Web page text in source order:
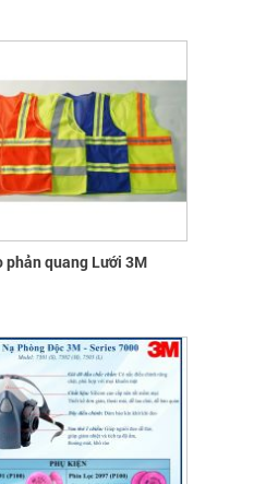
- Hội nghị Mạng
gia về ATVSLĐ lần
- Hội nghị Mạng thông
ATVSLĐ lần thứ 16
mua và sử dụng
phản quang Lưới 3M